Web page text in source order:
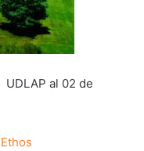
al 02 de